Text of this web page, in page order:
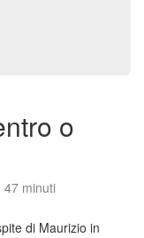
o
47 minuti
di Maurizio in